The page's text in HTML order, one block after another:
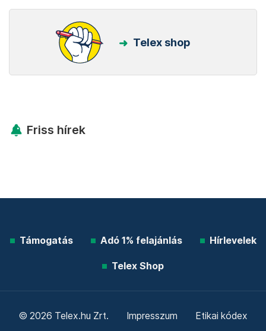
Kövess minket Facebookon is!
Legfontosabb
Friss hírek